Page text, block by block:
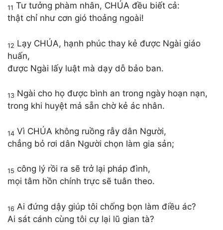
11 Tư tưởng phàm nhân, CHÚA đều biết cả:
thật chỉ như cơn gió thoảng ngoài!
12 Lạy CHÚA, hạnh phúc thay kẻ được Ngài giáo
huấn,
được Ngài lấy luật mà dạy dỗ bảo ban.
13 Ngài cho họ được bình an trong ngày hoạn nạn,
trong khi huyệt mả sẵn chờ kẻ ác nhân.
14 Vì CHÚA không ruồng rẫy dân Người,
chẳng bỏ rơi dân Người chọn làm gia sản;
15 công lý rồi ra sẽ trở lại pháp đình,
mọi tâm hồn chính trực sẽ tuân theo.
16 Ai đứng dậy giúp tôi chống bọn làm điều ác?
Ai sát cánh cùng tôi cự lại lũ gian tà?